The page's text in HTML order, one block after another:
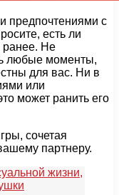
предпочтениями с
есть ли
ранее. Не
любые моменты,
для вас. Ни в
или
может ранить его
сочетая
партнеру.
жизни,